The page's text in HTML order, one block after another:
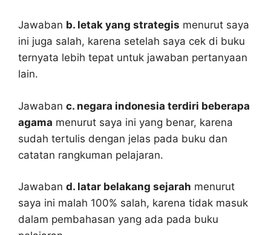
Jawaban b. letak yang strategis menurut saya
ini juga salah, karena setelah saya cek di buku
ternyata lebih tepat untuk jawaban pertanyaan
lain.
Jawaban c. negara indonesia terdiri beberapa
agama menurut saya ini yang benar, karena
sudah tertulis dengan jelas pada buku dan
catatan rangkuman pelajaran.
Jawaban d. latar belakang sejarah menurut
saya ini malah 100% salah, karena tidak masuk
dalam pembahasan yang ada pada buku